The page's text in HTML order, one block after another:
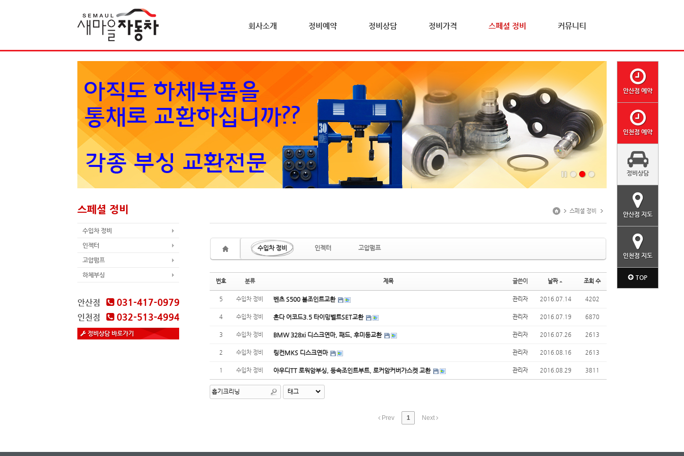
회사소개 정비예약 정비상담 정비가격 스페셜 정비 커뮤니티
스페셜 정비
수입차 정비
인젝터
고압펌프
하체부싱
안산점 031-417-0979
인천점 032-513-4994
정비상담 바로가기
스페셜 정비
수입차 정비 인젝터 고압펌프
번호 분류 제목 글쓴이 날짜 조회 수
5 수입차 정비 벤츠 S500 볼조인트교환 관리자 2016.07.14 4202
4 수입차 정비 혼다 어코드3.5 타이밍벨트SET교환 관리자 2016.07.19 6870
3 수입차 정비 BMW 328xi 디스크연마, 패드, 후미등교환 관리자 2016.07.26 2613
2 수입차 정비 링컨MKS 디스크연마 관리자 2016.08.16 2613
1 수입차 정비 아우디TT 로워암부싱, 등속조인트부트, 로커암커버가스켓 교환 관리자 2016.08.29 3811
Prev 1 Next
안산점 예약
인천점 예약
정비상담
안산점 지도
인천점 지도
TOP